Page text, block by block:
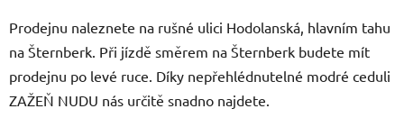
Prodejnu naleznete na rušné ulici Hodolanská, hlavním tahu
na Šternberk. Při jízdě směrem na Šternberk budete mít
prodejnu po levé ruce. Díky nepřehlédnutelné modré ceduli
ZAŽEŇ NUDU nás určitě snadno najdete.